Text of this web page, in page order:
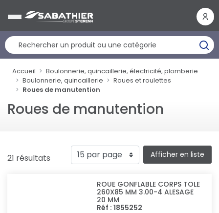
Accueil
Boulonnerie, quincaillerie, électricité, plomberie
Boulonnerie, quincaillerie
Roues et roulettes
Roues de manutention
Roues de manutention
21 résultats Afficher en liste
ROUE GONFLABLE CORPS TOLE
260X85 MM 3.00-4 ALESAGE
20 MM
Réf : 1855252